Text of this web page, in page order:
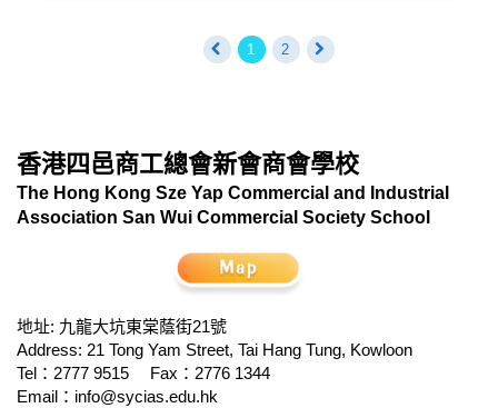
1 2
香港四邑商工總會新會商會學校
The Hong Kong Sze Yap Commercial and Industrial
Association San Wui Commercial Society School
地址: 九龍大坑東棠蔭街21號
Address: 21 Tong Yam Street, Tai Hang Tung, Kowloon
Tel：2777 9515
Fax：2776 1344
Email： info@sycias.edu.hk